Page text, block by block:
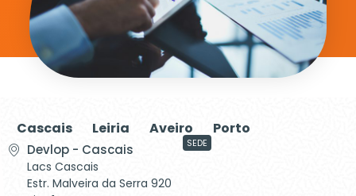
Cascais Leiria Aveiro Porto
Devlop - Cascais
Lacs Cascais
Estr. Malveira da Serra 920
SEDE